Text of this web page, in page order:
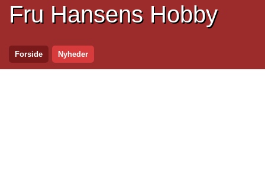
Fru Hansens Hobby
Forside Nyheder